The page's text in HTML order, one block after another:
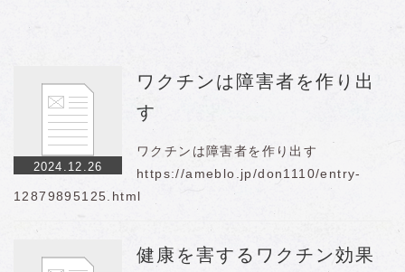
2024.12.10
HPVワクチンについて
トランプ氏が大統領就任式前に攻撃される
可能性を警告
2024.12.06
タッカー・カールソンがロシアから緊急警
告……第三次世界大戦
2024.12.04
日本政府がひた隠しにする癌と例のアレの
お話【森永卓郎氏対談】
陰謀だらけ！！！！（のぶみさん動画）
2024.12.26
ワクチンは障害者を作り出
す
ワクチンは障害者を作り出す
https://ameblo.jp/don1110/entry-
12879895125.html
健康を害するワクチン効果